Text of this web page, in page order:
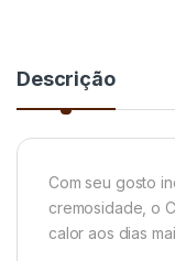
Descrição
Com seu gosto
cremosidade, o
calor aos dias